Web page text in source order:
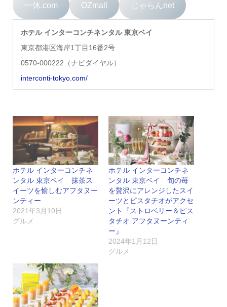
一休.com OZmall じゃらんnet
ホテル インターコンチネンタル 東京ベイ
東京都港区海岸1丁目16番2号
0570-000222（ナビダイヤル）
interconti-tokyo.com/
ホテル インターコンチネ
ンタル 東京ベイ 抹茶ス
イーツを愉しむアフタヌー
ンティー
2021年3月10日
グルメ
ホテル インターコンチネ
ンタル 東京ベイ 旬の苺
を贅沢にアレンジしたスイ
ーツとピスタチオがアクセ
ント『ストロベリー＆ピス
タチオ アフタヌーンティ
ー』
2024年1月12日
グルメ